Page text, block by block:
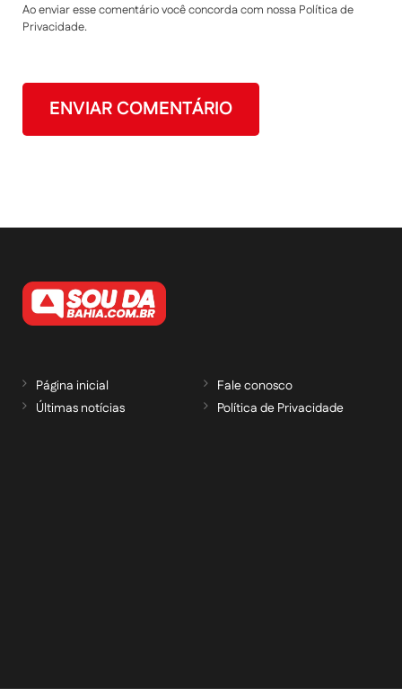
Ao enviar esse comentário você concorda com nossa Política de
Privacidade.
Página inicial
Últimas notícias
Fale conosco
Política de Privacidade